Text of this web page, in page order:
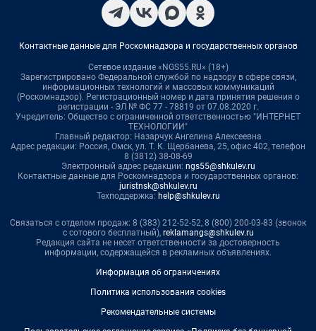
Контактные данные для Роскомнадзора и государственных органов
Сетевое издание «NGS55.RU» (18+)
Зарегистрировано Федеральной службой по надзору в сфере связи,
информационных технологий и массовых коммуникаций
(Роскомнадзор). Регистрационный номер и дата принятия решения о
регистрации - ЭЛ № ФС 77 - 78819 от 07.08.2020 г.
Учредитель: Общество с ограниченной ответственностью "ИНТЕРНЕТ
ТЕХНОЛОГИИ"
Главный редактор: Назарчук Ангелина Алексеевна
Адрес редакции: Россия, Омск, ул. Т. К. Щербанева, 25, офис 402, телефон
8 (3812) 38-08-69
Электронный адрес редакции: ngs55@shkulev.ru
Контактные данные для Роскомнадзора и государственных органов:
juristnsk@shkulev.ru
Техподдержка: help@shkulev.ru
Связаться с отделом продаж: 8 (383) 212-52-52, 8 (800) 200-03-83 (звонок
с сотового бесплатный), reklamangs@shkulev.ru
Редакция сайта не несет ответственности за достоверность
информации, содержащейся в рекламных объявлениях.
Информация об ограничениях
Политика использования cookies
Рекомендательные системы